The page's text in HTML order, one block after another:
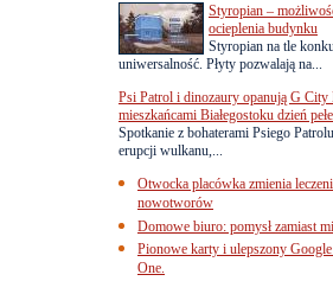
Styropian –
ocieplenia budynku
Styropian na tle
uniwersalność. Płyty pozwalają na...
Psi Patrol i dinozaury opanują G City
mieszkańcami Białegostoku dzień
Spotkanie z bohaterami Psiego
erupcji wulkanu,...
Otwocka placówka zmienia
nowotworów
Domowe biuro: pomysł zamiast
Pionowe karty i ulepszony
One.